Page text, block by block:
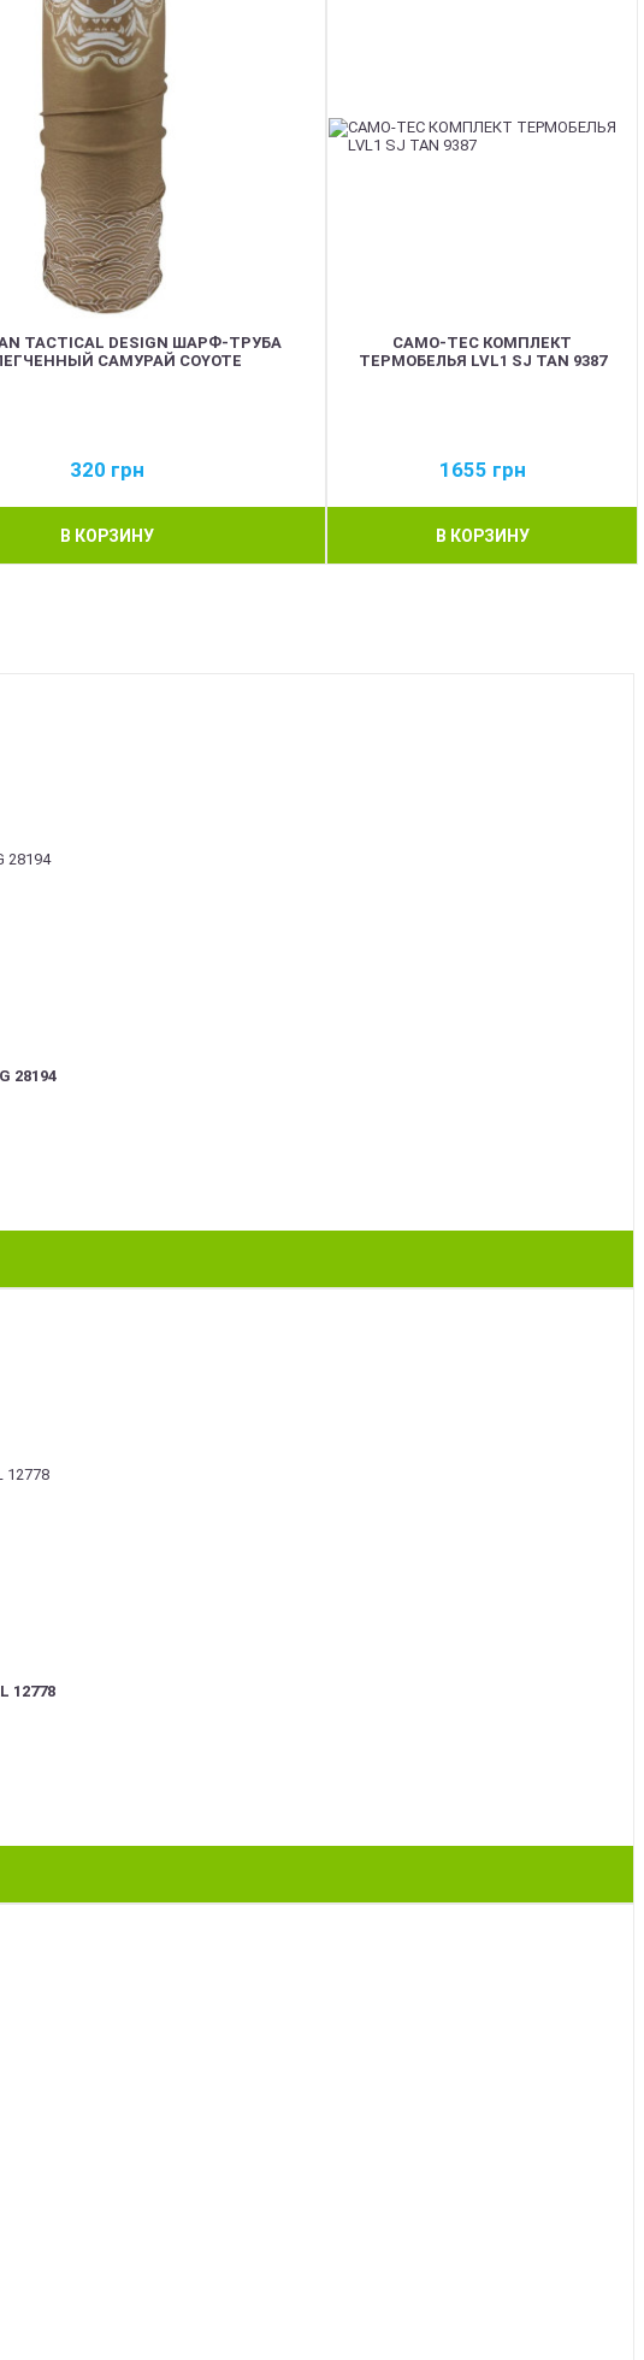
TACTICAL DESIGN ШАРФ-ТРУБА
САМУРАЙ COYOTE
320 грн
В КОРЗИНУ
CAMO-TEC КОМПЛЕКТ
ТЕРМОБЕЛЬЯ LVL1 SJ TAN 9387
1655 грн
В КОРЗИНУ
28194
12778